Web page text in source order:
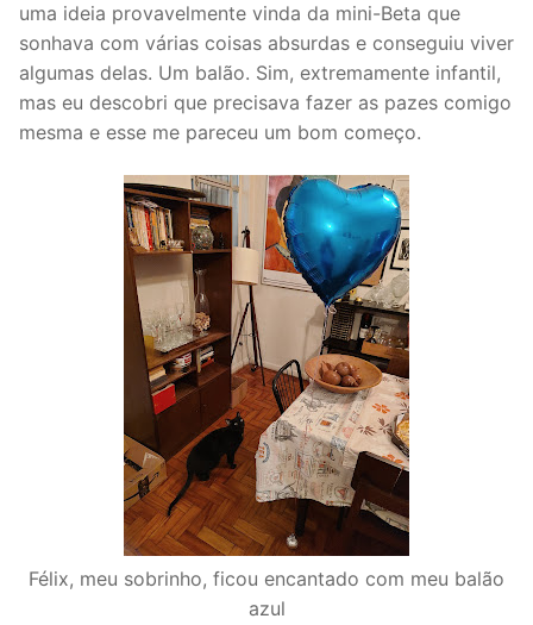
uma ideia provavelmente vinda da mini-Beta que
sonhava com várias coisas absurdas e conseguiu viver
algumas delas. Um balão. Sim, extremamente infantil,
mas eu descobri que precisava fazer as pazes comigo
mesma e esse me pareceu um bom começo.
Félix, meu sobrinho, ficou encantado com meu balão
azul